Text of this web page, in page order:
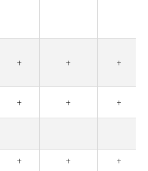
+ + +
+ + +
+ +
+